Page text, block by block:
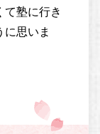
て塾に行き
思いま